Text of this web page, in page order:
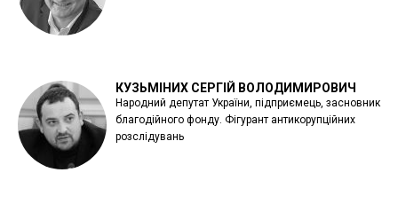
КУЗЬМІНИХ СЕРГІЙ ВОЛОДИМИРОВИЧ
Народний депутат України, підприємець, засновник
благодійного фонду. Фігурант антикорупційних
розслідувань